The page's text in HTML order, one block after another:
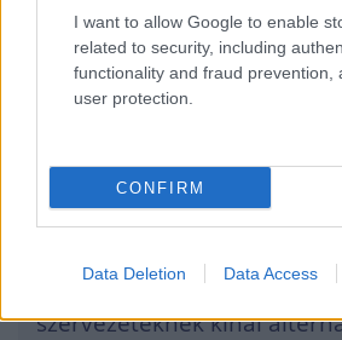
I want to allow Google to enable
related to security, including
functionality and fraud prevention,
user protection.
CONFIRM
Data Deletion Data Access
négyzetméter feletti, teljes
egységekig terjednek, így a
létszámukhoz és
A modell elsősorban SSC-
valamint projektalapon
szervezeteknek kínál